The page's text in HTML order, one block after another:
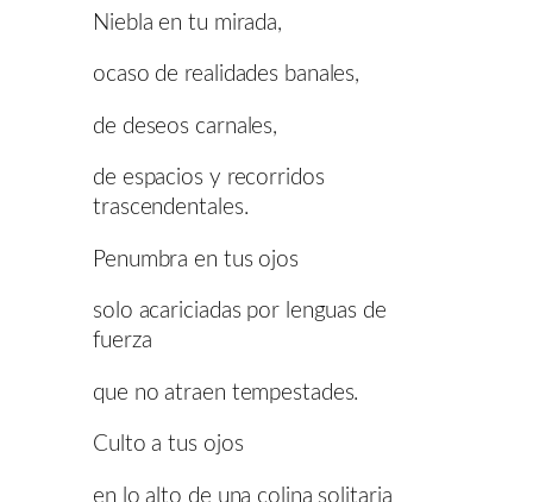
Niebla en tu mirada,
ocaso de realidades banales,
de deseos carnales,
de espacios y recorridos
trascendentales.
Penumbra en tus ojos
solo acariciadas por lenguas de
fuerza
que no atraen tempestades.
Culto a tus ojos
en lo alto de una colina solitaria